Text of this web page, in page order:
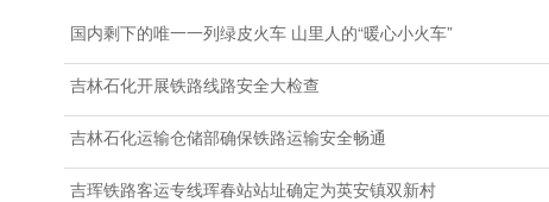
国内剩下的唯一一列绿皮火车 山里人的“暖心小火车”
吉林石化开展铁路线路安全大检查
吉林石化运输仓储部确保铁路运输安全畅通
吉珲铁路客运专线珲春站站址确定为英安镇双新村